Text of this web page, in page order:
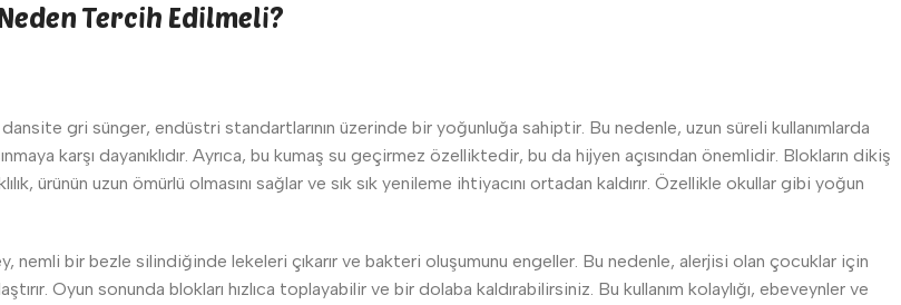
Tercih Edilmeli?
gri sünger, endüstri standartlarının üzerinde bir yoğunluğa sahiptir. Bu nedenle, uzun süreli kullanımlarda
karşı dayanıklıdır. Ayrıca, bu kumaş su geçirmez özelliktedir, bu da hijyen açısından önemlidir. Blokların dikiş
ürünün uzun ömürlü olmasını sağlar ve sık sık yenileme ihtiyacını ortadan kaldırır. Özellikle okullar gibi yoğun
nemli bir bezle silindiğinde lekeleri çıkarır ve bakteri oluşumunu engeller. Bu nedenle, alerjisi olan çocuklar için
Oyun sonunda blokları hızlıca toplayabilir ve bir dolaba kaldırabilirsiniz. Bu kullanım kolaylığı, ebeveynler ve